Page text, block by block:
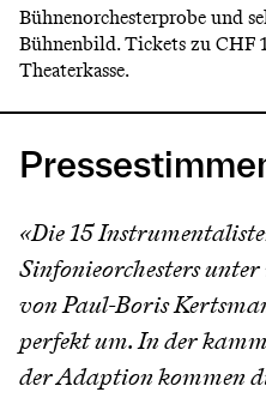
Bühnenorchesterprobe und
Bühnenbild. Tickets zu CHF
Theaterkasse.
«Die 15
Sinfonieorchesters
von Paul-Boris
perfekt um. In der
der Adaption kommen